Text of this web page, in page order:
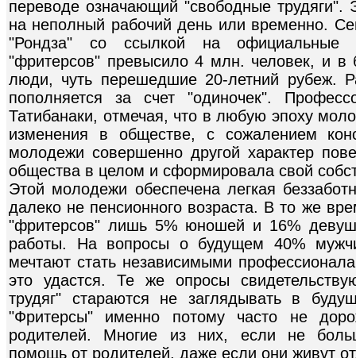
переводе означающий "свободные
на неполный рабочий день или временно.
"Рондза" со ссылкой на официальные
"фритерсов" превысило 4 млн. человек, и
люди, чуть перешедшие 20-летний рубеж.
пополняется за счет "одиночек".
Татибанаки, отмечая, что в любую эпоху
изменения в обществе, с сожалением
молодежи совершенно другой характер
общества в целом и сформировала свой
Этой молодежи обеспечена легкая
далеко не пенсионного возраста. В то же
"фритерсов" лишь 5% юношей и 16%
работы. На вопросы о будущем 40%
мечтают стать независимыми
это удастся. Те же опросы
трудяг" стараются не заглядывать в
"Фритерсы" именно потому часто не
родителей. Многие из них, если не
помощь от родителей, даже если они живут